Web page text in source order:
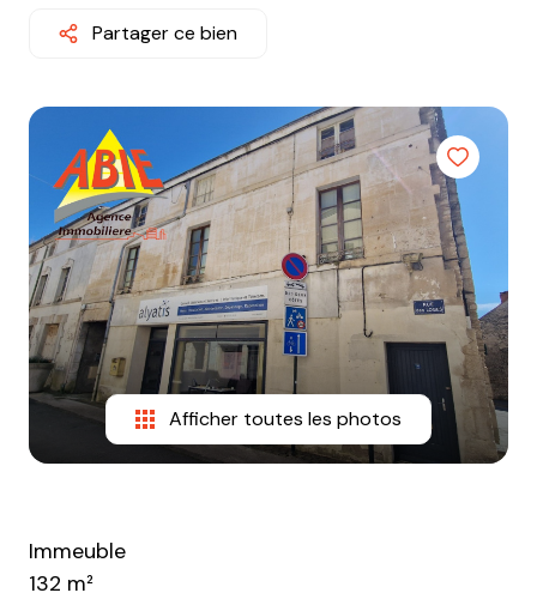
mon
alerte
mail
equipe
contact
Partager ce bien
Afficher toutes les photos
Immeuble
132 m²